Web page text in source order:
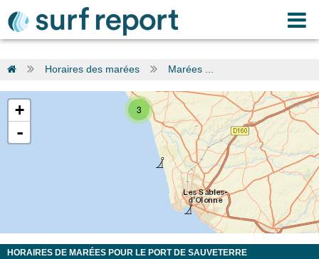
Horaires des marées Marées ...
3
+
-
HORAIRES DE MARÉES POUR LE PORT DE SAUVETERRE